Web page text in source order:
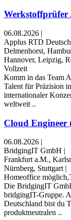
06.08.2026 |
Applus RTD
Delmenhorst,
Hannover, Leipzig,
Vollzeit
Komm in das Team
Talent für Präzision
internationaler
weltweit ..
Cloud Engineer
06.08.2026 |
BridgingIT GmbH |
Frankfurt a.M.,
Nürnberg, Stuttgart |
Homeoffice
Die BridgingIT
bridgingIT-Gruppe.
Deutschland bist du
produktneutralen ..